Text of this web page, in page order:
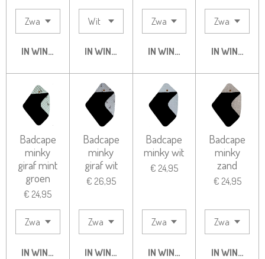
IN WINKELWAGENIN WINKELWAGENIN WINKELWAGEN
IN
Badcape
minky
giraf mint
groen
€ 24,95
IN WINKELWAGEN
Badcape
minky
giraf wit
€ 26,95
IN WINKELWAGEN
Badcape
minky wit
€ 24,95
IN WINKELWAGEN
Badcape
minky
zand
€ 24,95
IN